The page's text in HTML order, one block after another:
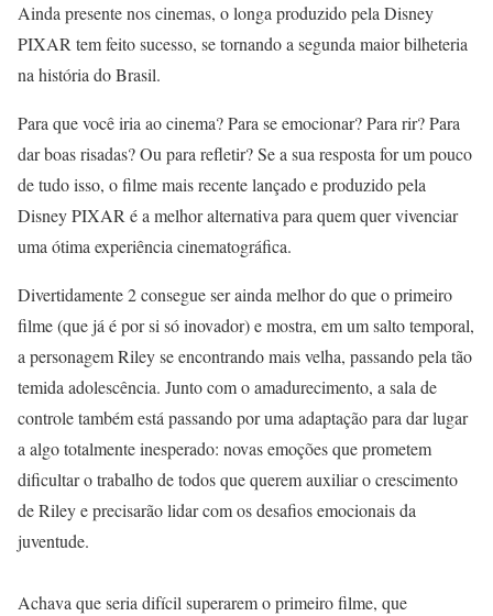
Ainda presente nos cinemas, o longa produzido pela Disney
PIXAR tem feito sucesso, se tornando a segunda maior bilheteria
na história do Brasil.
Para que você iria ao cinema? Para se emocionar? Para rir? Para
dar boas risadas? Ou para refletir? Se a sua resposta for um pouco
de tudo isso, o filme mais recente lançado e produzido pela
Disney PIXAR é a melhor alternativa para quem quer vivenciar
uma ótima experiência cinematográfica.
Divertidamente 2 consegue ser ainda melhor do que o primeiro
filme (que já é por si só inovador) e mostra, em um salto temporal,
a personagem Riley se encontrando mais velha, passando pela tão
temida adolescência. Junto com o amadurecimento, a sala de
controle também está passando por uma adaptação para dar lugar
a algo totalmente inesperado: novas emoções que prometem
dificultar o trabalho de todos que querem auxiliar o crescimento
de Riley e precisarão lidar com os desafios emocionais da
juventude.
Achava que seria difícil superarem o primeiro filme, que